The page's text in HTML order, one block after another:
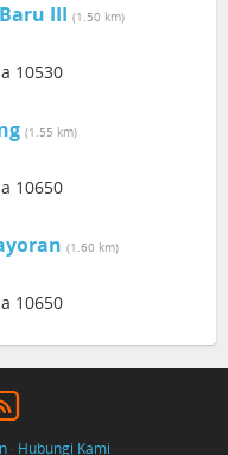
III (1.50 km)
10530
(1.55 km)
10650
(1.60 km)
10650
· Hubungi Kami